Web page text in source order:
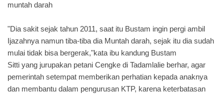
muntah darah
"Dia sakit sejak tahun 2011, saat itu Bustam ingin pergi ambil
Ijazahnya namun tiba-tiba dia Muntah darah, sejak itu dia sudah
mulai tidak bisa bergerak,"kata ibu kandung Bustam
Sitti yang jurupakan petani Cengke di Tadamlalie berhar, agar
pemerintah setempat memberikan perhatian kepada anaknya
dan membantu dalam pengurusan KTP, karena keterbatasan